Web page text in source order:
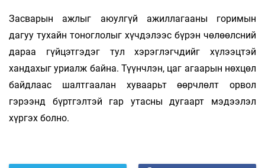
Засварын ажлыг аюулгүй ажиллагааны горимын
дагуу тухайн тоноглолыг хүчдэлээс бүрэн чөлөөлсний
дараа гүйцэтгэдэг тул хэрэглэгчдийг хүлээцтэй
хандахыг уриалж байна. Түүнчлэн, цаг агаарын нөхцөл
байдлаас шалтгаалан хуваарьт өөрчлөлт орвол
гэрээнд бүртгэлтэй гар утасны дугаарт мэдээлэл
хүргэх болно.